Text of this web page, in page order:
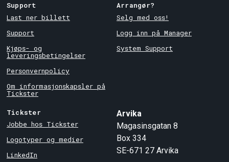
Support
Last ner billett
Support
Kjøps- og
leveringsbetingelser
Personvernpolicy
Om informasjonskapsler på
Tickster
Arrangør?
Selg med oss!
Logg inn på Manager
System Support
Tickster
Jobbe hos Tickster
Logotyper og medier
LinkedIn
Arvika
Magasinsgatan 8
Box 334
SE-671 27 Arvika